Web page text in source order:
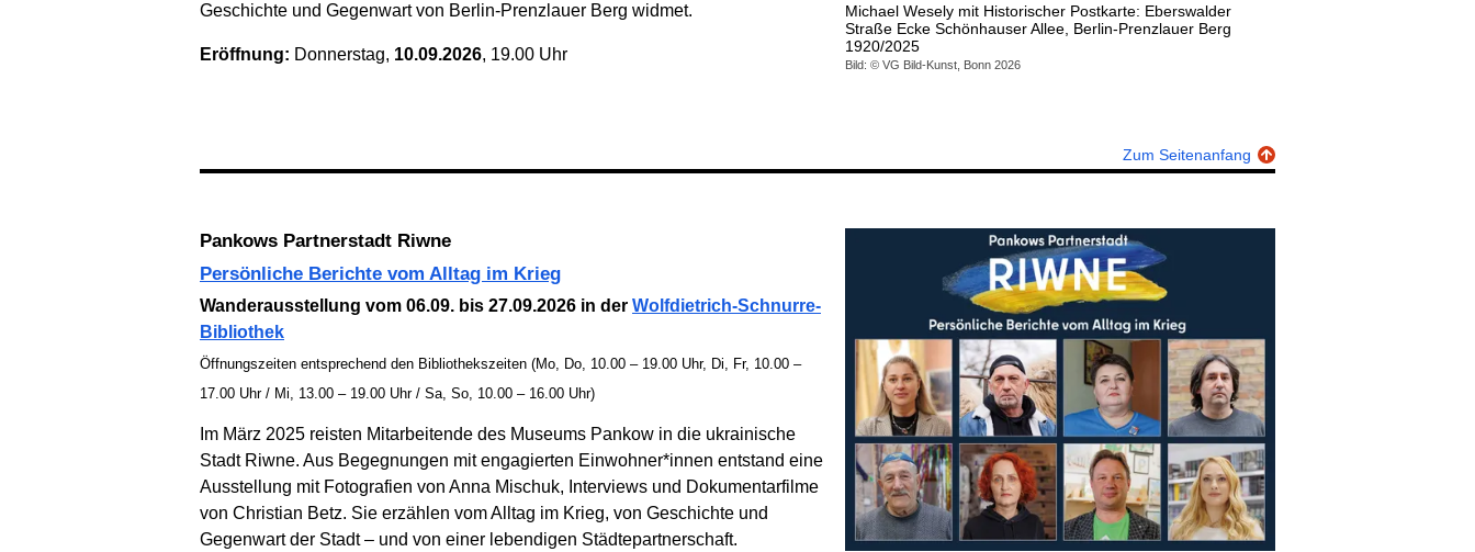
Michael Wesely mit Historischer Postkarte: Eberswalder
Straße Ecke Schönhauser Allee, Berlin-Prenzlauer Berg
1920/2025
Bild: © VG Bild-Kunst, Bonn 2026
Geschichte und Gegen­wart von Berlin-Prenzlauer Berg widmet.
Eröffnung: Donnerstag, 10.09.2026, 19.00 Uhr
Zum Seitenanfang
Pankows Partnerstadt Riwne
Persönliche Berichte vom Alltag im Krieg
Wanderausstellung vom 06.09. bis 27.09.2026 in der Wolfdietrich-Schnurre-
Bibliothek
Öffnungszeiten entsprechend den Bibliothekszeiten (Mo, Do, 10.00 – 19.00 Uhr, Di, Fr, 10.00 –
17.00 Uhr / Mi, 13.00 – 19.00 Uhr / Sa, So, 10.00 – 16.00 Uhr)
Im März 2025 reisten Mitarbeitende des Museums Pankow in die ukrainische
Stadt Riwne. Aus Begegnungen mit engagierten Einwohner*innen entstand eine
Ausstellung mit Foto­grafien von Anna Mischuk, Interviews und Dokumentar­filme
von Christian Betz. Sie erzählen vom Alltag im Krieg, von Geschichte und
Gegenwart der Stadt – und von einer lebendigen Städte­partnerschaft.